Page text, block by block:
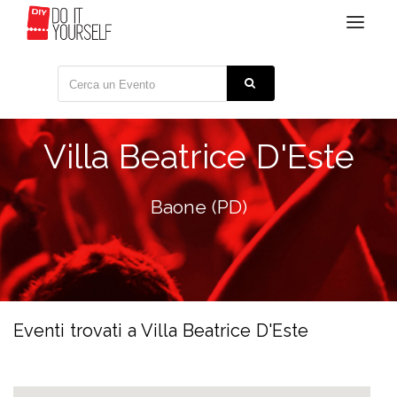
Toggle
Villa Beatrice D'Este
Baone (PD)
Eventi trovati a Villa Beatrice D'Este